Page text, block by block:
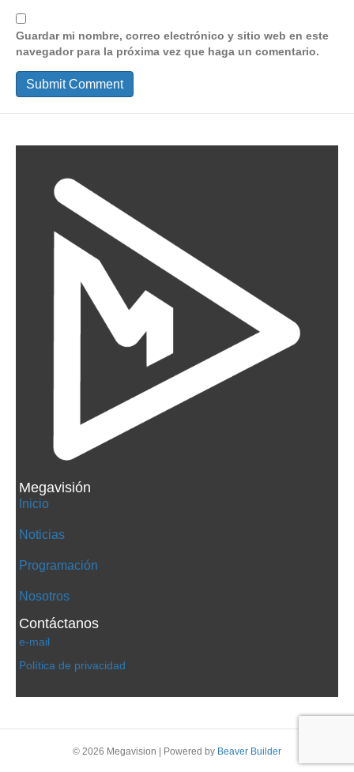
Guardar mi nombre, correo electrónico y sitio web en este
navegador para la próxima vez que haga un comentario.
Megavisión
Inicio
Noticias
Programación
Nosotros
Contáctanos
e-mail
Política de privacidad
© 2026 Megavision Powered by Beaver Builder